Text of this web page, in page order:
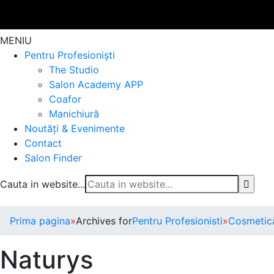
MENIU
Pentru Profesioniști
The Studio
Salon Academy APP
Coafor
Manichiură
Noutăți & Evenimente
Contact
Salon Finder
Cauta in website...
Prima pagina»Archives forPentru Profesionisti»
Naturys